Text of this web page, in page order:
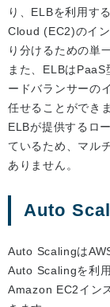
り、ELBを利用す
Cloud (EC2)のイ
り分けるための単
また、ELBは
ードバランサーの
任せることができま
ELBが提供するロ
ているため、マル
ありません。
Auto
Auto Scalingは
Auto Scalingを利
Amazon EC2イン